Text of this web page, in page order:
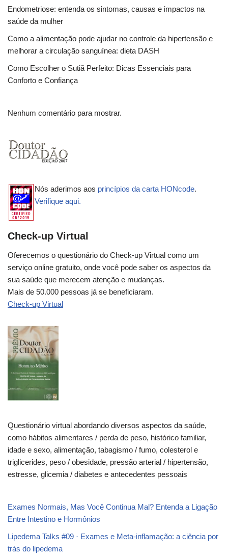
Endometriose: entenda os sintomas, causas e impactos na
saúde da mulher
Como a alimentação pode ajudar no controle da hipertensão e
melhorar a circulação sanguínea: dieta DASH
Como Escolher o Sutiã Perfeito: Dicas Essenciais para
Conforto e Confiança
Nenhum comentário para mostrar.
Nós aderimos aos princípios da carta HONcode.
Verifique aqui.
Check-up Virtual
Oferecemos o questionário do Check-up Virtual como um
serviço online gratuito, onde você pode saber os aspectos da
sua saúde que merecem atenção e mudanças.
Mais de 50.000 pessoas já se beneficiaram.
Check-up Virtual
Questionário virtual abordando diversos aspectos da saúde,
como hábitos alimentares / perda de peso, histórico familiar,
idade e sexo, alimentação, tabagismo / fumo, colesterol e
triglicerides, peso / obesidade, pressão arterial / hipertensão,
estresse, glicemia / diabetes e antecedentes pessoais
Exames Normais, Mas Você Continua Mal? Entenda a Ligação
Entre Intestino e Hormônios
Lipedema Talks #09 · Exames e Meta-inflamação: a ciência por
trás do lipedema